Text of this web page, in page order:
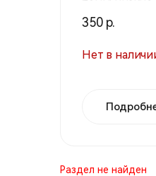
350 р.
Нет в
Раздел не найден